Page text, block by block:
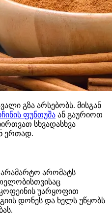
გზა არსებობს. მისგან
ფუნთუშა ან გაურიოთ
სხვადასხვა
ერთად.
არამარტო არომატს
უარყოფით
დონეს და ხელს უწყობს